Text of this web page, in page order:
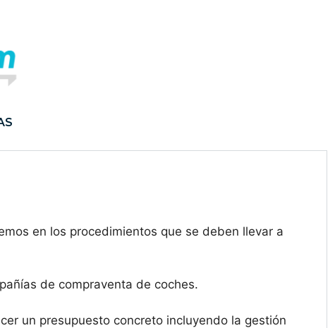
en los procedimientos que se deben llevar a
de compraventa de coches.
un presupuesto concreto incluyendo la gestión